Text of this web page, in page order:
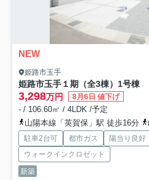
NEW
姫路市玉手
姫路市玉手１期（全3棟）1号棟
3,298万円 8月6日 値下げ
- / 106.60㎡ / 4LDK /予定
山陽本線「英賀保」駅 徒歩16分
駐車2台可 都市ガス 陽当り良好
ウォークインクロゼット
新築